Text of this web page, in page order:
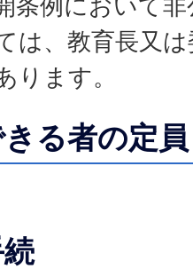
条例において
は、教育長又
ります。
る者の定員